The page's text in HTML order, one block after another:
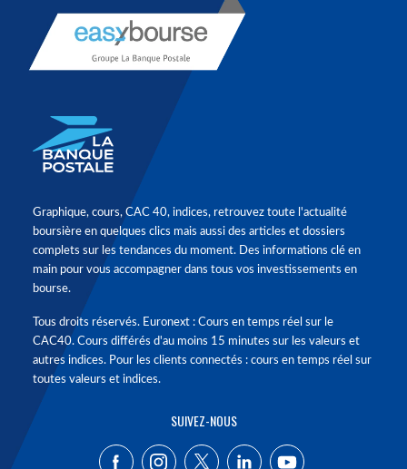
Graphique, cours, CAC 40, indices, retrouvez toute l'actualité
boursière en quelques clics mais aussi des articles et dossiers
complets sur les tendances du moment. Des informations clé en
main pour vous accompagner dans tous vos investissements en
bourse.
Tous droits réservés. Euronext : Cours en temps réel sur le
CAC40. Cours différés d'au moins 15 minutes sur les valeurs et
autres indices. Pour les clients connectés : cours en temps réel sur
toutes valeurs et indices.
SUIVEZ-NOUS